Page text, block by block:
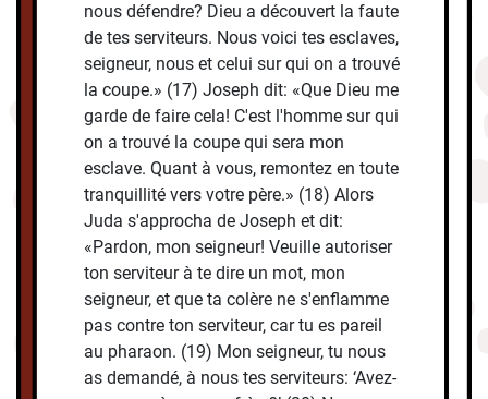
nous défendre? Dieu a découvert la faute
de tes serviteurs. Nous voici tes esclaves,
seigneur, nous et celui sur qui on a trouvé
la coupe.» (17) Joseph dit: «Que Dieu me
garde de faire cela! C'est l'homme sur qui
on a trouvé la coupe qui sera mon
esclave. Quant à vous, remontez en toute
tranquillité vers votre père.» (18) Alors
Juda s'approcha de Joseph et dit:
«Pardon, mon seigneur! Veuille autoriser
ton serviteur à te dire un mot, mon
seigneur, et que ta colère ne s'enflamme
pas contre ton serviteur, car tu es pareil
au pharaon. (19) Mon seigneur, tu nous
as demandé, à nous tes serviteurs: ‘Avez-